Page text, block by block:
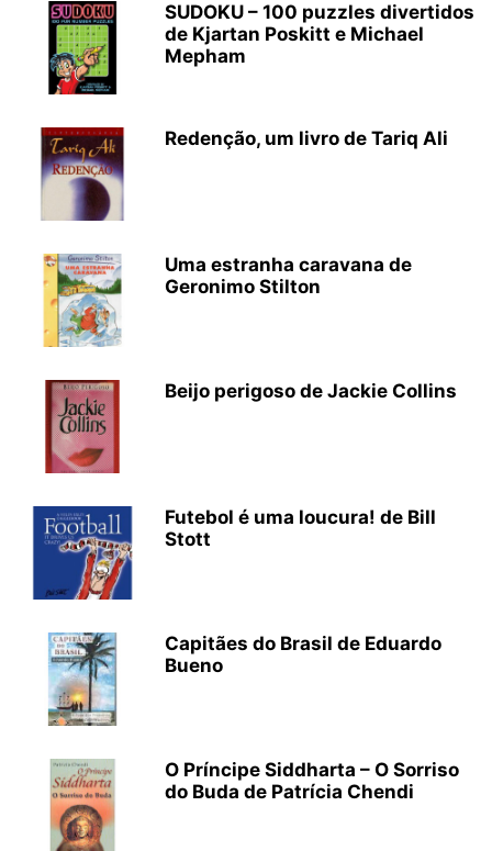
SUDOKU – 100 puzzles divertidos
de Kjartan Poskitt e Michael
Mepham
Redenção, um livro de Tariq Ali
Uma estranha caravana de
Geronimo Stilton
Beijo perigoso de Jackie Collins
Futebol é uma loucura! de Bill
Stott
Capitães do Brasil de Eduardo
Bueno
O Príncipe Siddharta – O Sorriso
do Buda de Patrícia Chendi